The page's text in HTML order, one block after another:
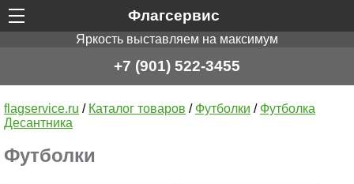
Флагсервис
Яркость выставляем на максимум
+7 (901) 522-3455
flagservice.ru / Каталог товаров / Футболки / Футболка
Десантника
Футболки